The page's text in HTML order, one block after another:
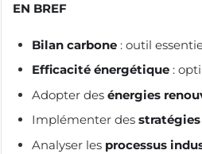
EN BREF
Bilan carbone : outil
Efficacité énergétique :
Adopter des énergies
Implémenter des
Analyser les processus